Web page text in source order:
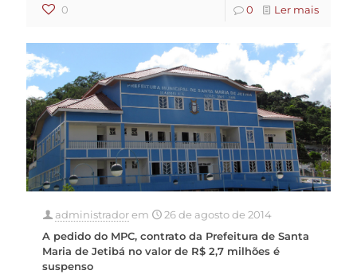
0 0 Ler mais
administradorem
26 de agosto de 2014
A pedido do MPC, contrato da Prefeitura de Santa
Maria de Jetibá no valor de R$ 2,7 milhões é
suspenso